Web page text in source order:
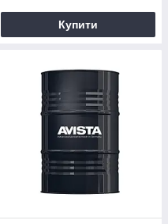
Купити